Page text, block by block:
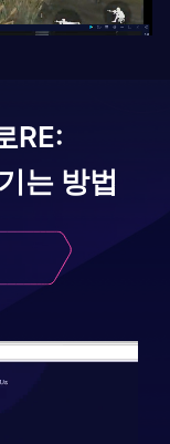
RE:
는 방법